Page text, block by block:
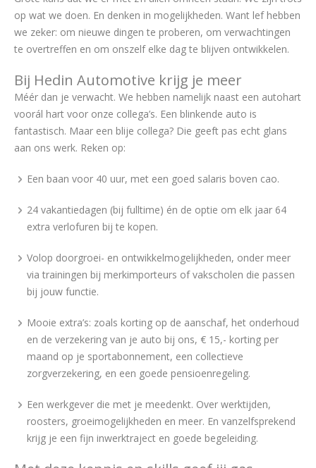
op wat we doen. En denken in mogelijkheden. Want lef hebben
we zeker: om nieuwe dingen te proberen, om verwachtingen
te overtreffen en om onszelf elke dag te blijven ontwikkelen.
Bij Hedin Automotive krijg je meer
Méér dan je verwacht. We hebben namelijk naast een autohart
voorál hart voor onze collega’s. Een blinkende auto is
fantastisch. Maar een blije collega? Die geeft pas echt glans
aan ons werk. Reken op:
Een baan voor 40 uur, met een goed salaris boven cao.
24 vakantiedagen (bij fulltime) én de optie om elk jaar 64
extra verlofuren bij te kopen.
Volop doorgroei- en ontwikkelmogelijkheden, onder meer
via trainingen bij merkimporteurs of vakscholen die passen
bij jouw functie.
Mooie extra’s: zoals korting op de aanschaf, het onderhoud
en de verzekering van je auto bij ons, € 15,- korting per
maand op je sportabonnement, een collectieve
zorgverzekering, en een goede pensioenregeling.
Een werkgever die met je meedenkt. Over werktijden,
roosters, groeimogelijkheden en meer. En vanzelfsprekend
krijg je een fijn inwerktraject en goede begeleiding.